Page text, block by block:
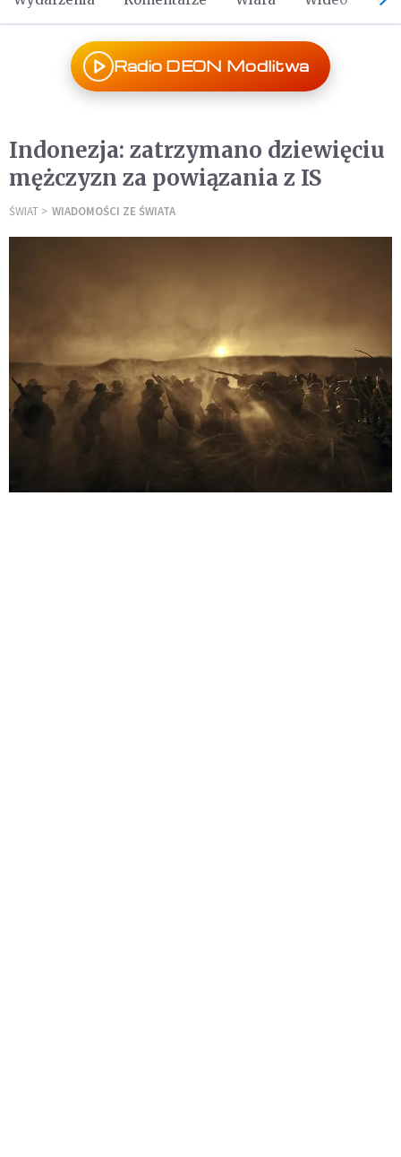
Radio DEON Modlitwa
Indonezja: zatrzymano dziewięciu
mężczyzn za powiązania z IS
ŚWIAT WIADOMOŚCI ZE ŚWIATA